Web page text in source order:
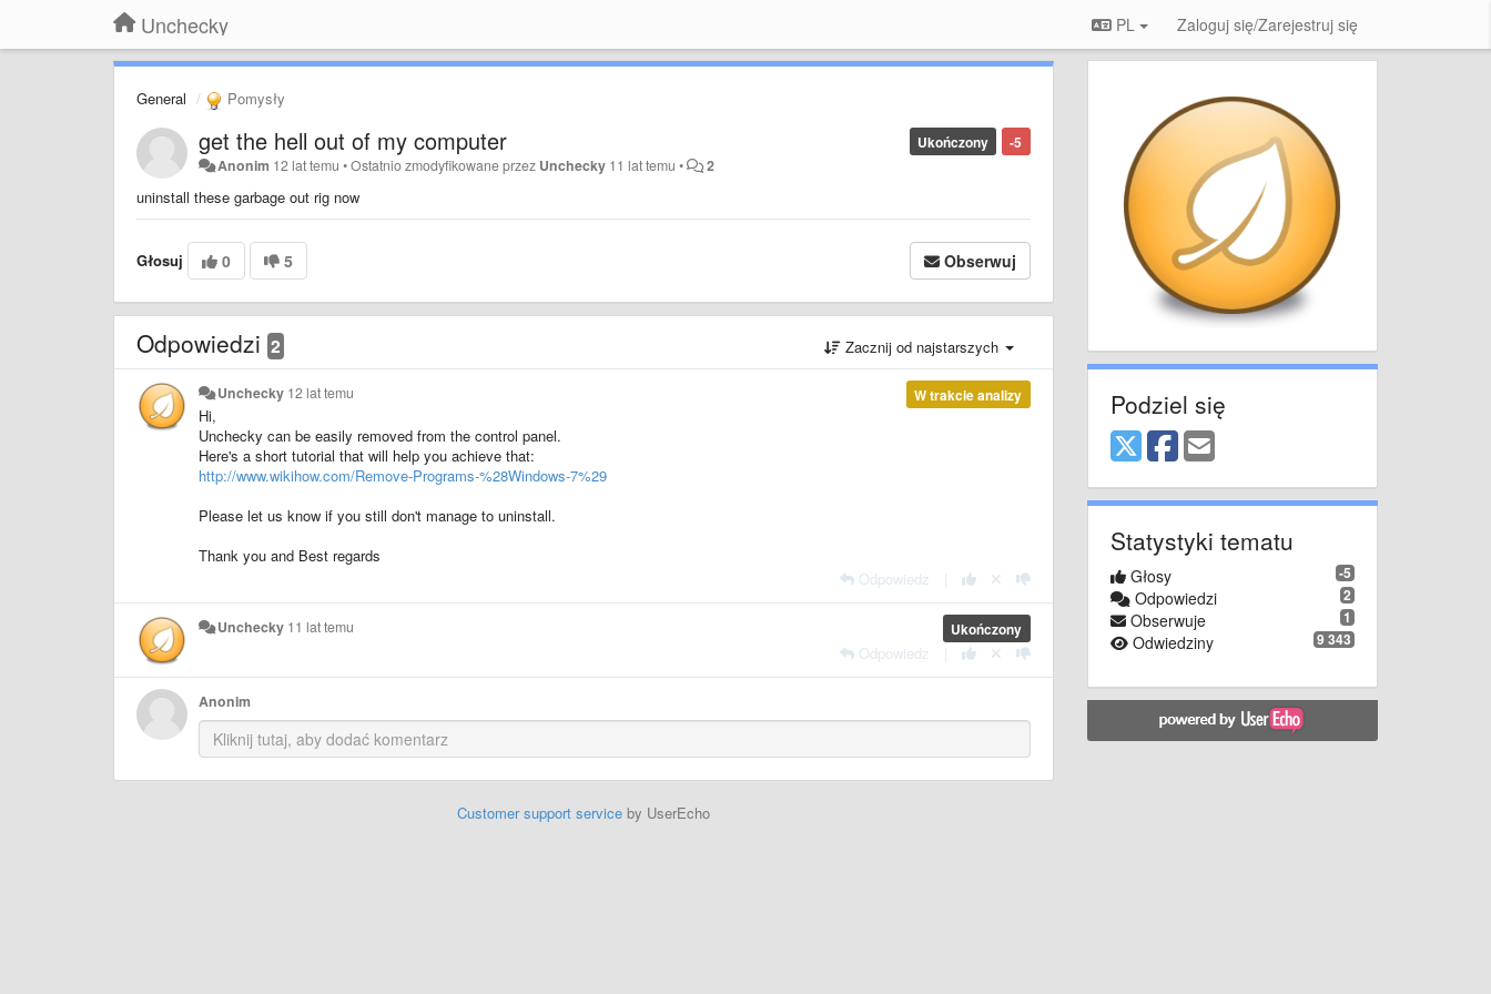
Unchecky PL Zaloguj się/Zarejestruj się
General Pomysły
-5
Ukończony
get the hell out of my computer
Anonim 12 lat temu •Ostatnio zmodyfikowane przez Unchecky 11 lat temu • 2
uninstall these garbage out rig now
Głosuj 0 5 Obserwuj
Odpowiedzi 2 Zacznij od najstarszych
W trakcie analizy
Unchecky 12 lat temu
Hi,
Unchecky can be easily removed from the control panel.
Here's a short tutorial that will help you achieve that:
http://www.wikihow.com/Remove-Programs-%28Windows-7%29
Please let us know if you still don't manage to uninstall.
Thank you and Best regards
Odpowiedz
Ukończony
Unchecky 11 lat temu
Odpowiedz
Anonim
Customer support serviceby UserEcho
Podziel się
Statystyki tematu
-5
Głosy
2
Odpowiedzi
1
Obserwuje
9 343
Odwiedziny